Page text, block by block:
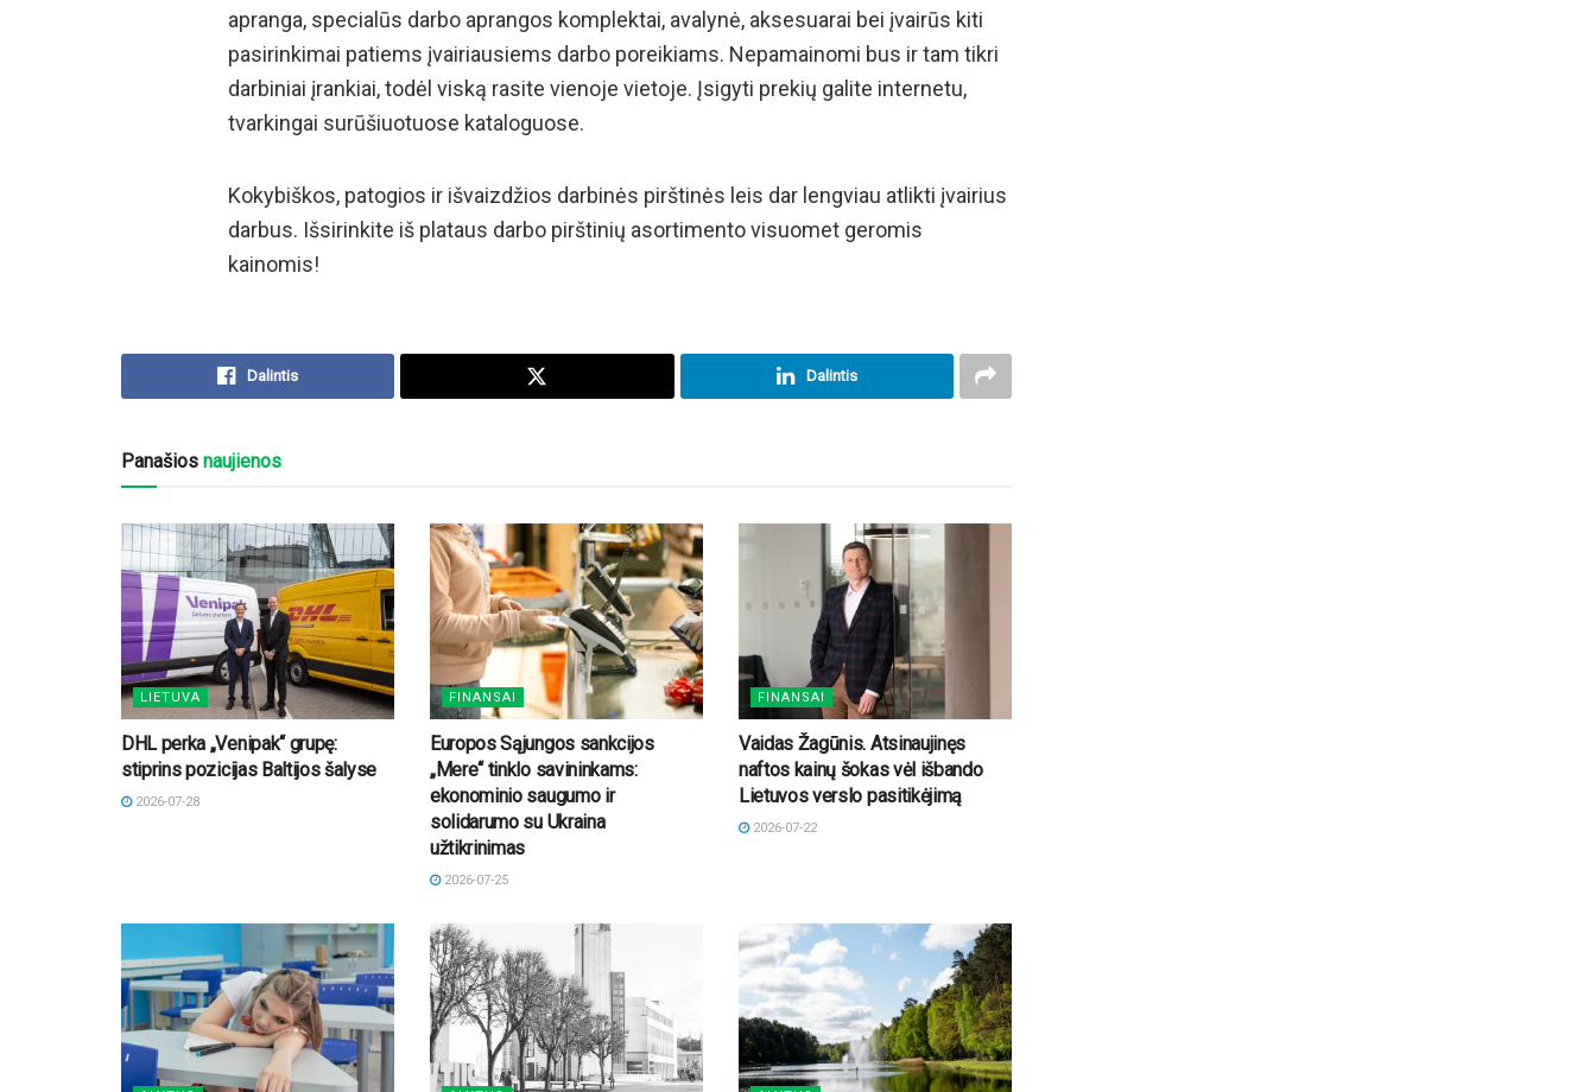
apranga, specialūs darbo aprangos komplektai, avalynė, aksesuarai bei įvairūs kiti
pasirinkimai patiems įvairiausiems darbo poreikiams. Nepamainomi bus ir tam tikri
darbiniai įrankiai, todėl viską rasite vienoje vietoje. Įsigyti prekių galite internetu,
tvarkingai surūšiuotuose kataloguose.
Kokybiškos, patogios ir išvaizdžios darbinės pirštinės leis dar lengviau atlikti įvairius
darbus. Išsirinkite iš plataus darbo pirštinių asortimento visuomet geromis
kainomis!
Dalintis Dalintis
Panašios naujienos
LIETUVA
DHL perka „Venipak“ grupę:
stiprins pozicijas Baltijos šalyse
2026-07-28
FINANSAI
Europos Sąjungos sankcijos
„Mere“ tinklo savininkams:
ekonominio saugumo ir
solidarumo su Ukraina
užtikrinimas
2026-07-25
FINANSAI
Vaidas Žagūnis. Atsinaujinęs
naftos kainų šokas vėl išbando
Lietuvos verslo pasitikėjimą
2026-07-22